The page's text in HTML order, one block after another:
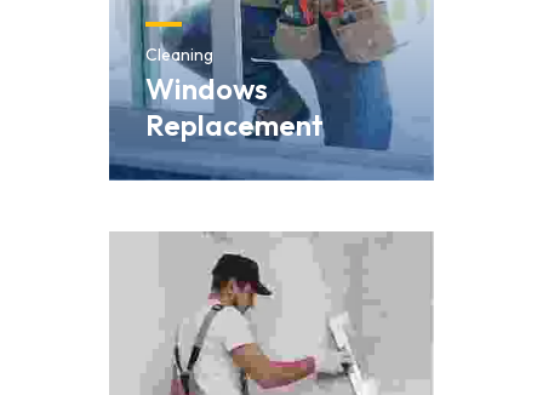
Cleaning
Windows
Replacement